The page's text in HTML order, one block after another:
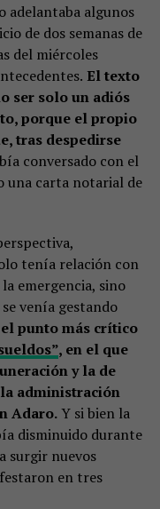
adelantaba algunos
de dos semanas de
del miércoles
El texto
ser solo un adiós
porque el propio
tras despedirse
conversado con el
una carta notarial de
tenía relación con
emergencia, sino
venía gestando
punto más crítico
, en el que
y la de
administración
Adaro.Y si bien la
disminuido durante
surgir nuevos
en tres